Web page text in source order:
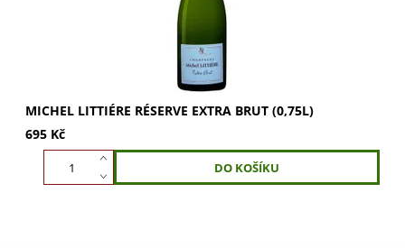
MICHEL LITTIÉRE RÉSERVE EXTRA BRUT (0,75L)
695 Kč